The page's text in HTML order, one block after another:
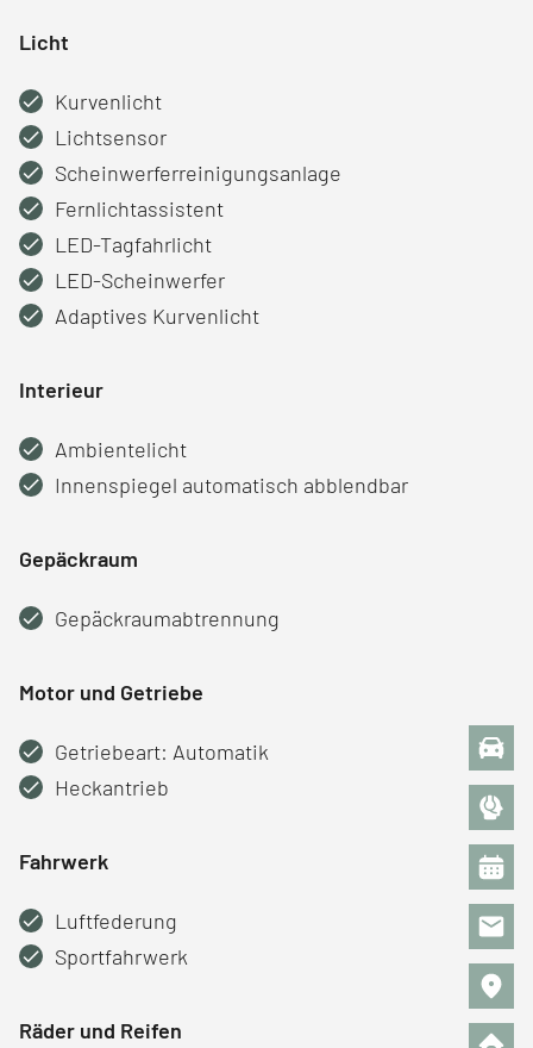
Licht
Kurvenlicht
Lichtsensor
Scheinwerferreinigungsanlage
Fernlichtassistent
LED-Tagfahrlicht
LED-Scheinwerfer
Adaptives Kurvenlicht
Interieur
Ambientelicht
Innenspiegel automatisch abblendbar
Gepäckraum
Gepäckraumabtrennung
Motor und Getriebe
Getriebeart: Automatik
Heckantrieb
Fahrwerk
Luftfederung
Sportfahrwerk
Räder und Reifen